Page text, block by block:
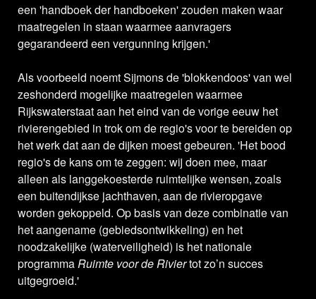
een 'handboek der handboeken' zouden maken waar
maatregelen in staan waarmee aanvragers
gegarandeerd een vergunning krijgen.'
Als voorbeeld noemt Sijmons de 'blokkendoos' van wel
zeshonderd mogelijke maatregelen waarmee
Rijkswaterstaat aan het eind van de vorige eeuw het
rivierengebied in trok om de regio's voor te bereiden op
het werk dat aan de dijken moest gebeuren. 'Het bood
regio's de kans om te zeggen: wij doen mee, maar
alleen als langgekoesterde ruimtelijke wensen, zoals
een buitendijkse jachthaven, aan de rivieropgave
worden gekoppeld. Op basis van deze combinatie van
het aangename (gebiedsontwikkeling) en het
noodzakelijke (waterveiligheid) is het nationale
programmaRuimte voor de Riviertot zo’n succes
uitgegroeid.'